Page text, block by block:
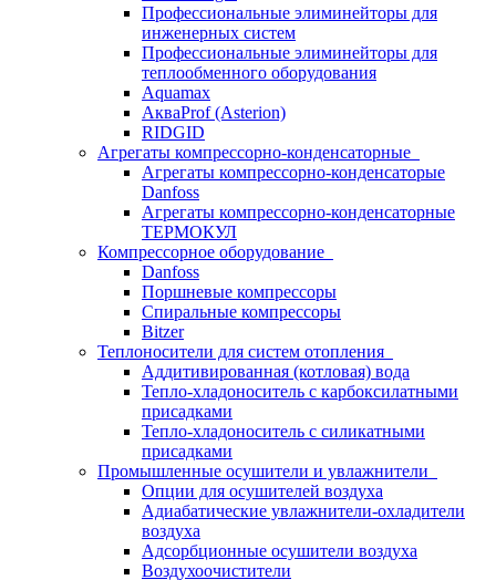
Профессиональные элиминейторы для
инженерных систем
Профессиональные элиминейторы для
теплообменного оборудования
Aquamax
АкваProf (Asterion)
RIDGID
Агрегаты компрессорно-конденсаторные
Агрегаты компрессорно-конденсаторые
Danfoss
Агрегаты компрессорно-конденсаторные
ТЕРМОКУЛ
Компрессорное оборудование
Danfoss
Поршневые компрессоры
Спиральные компрессоры
Bitzer
Теплоносители для систем отопления
Аддитивированная (котловая) вода
Тепло-хладоноситель с карбоксилатными
присадками
Тепло-хладоноситель с силикатными
присадками
Промышленные осушители и увлажнители
Опции для осушителей воздуха
Адиабатические увлажнители-охладители
воздуха
Адсорбционные осушители воздуха
Воздухоочистители